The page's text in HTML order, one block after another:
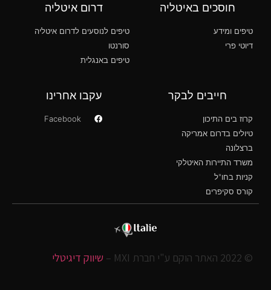
חוסכים באיטליה
טיפים ומידע
דיוטי פרי
דרום איטליה
טיפים לנוסעים לדרום איטליה
סורנטו
טיפים באנגלית
חייבים לבקר
קרוז בים התיכון
טיולים בדרום אמריקה
ברצלונה
משרד התיירות האיטלקי
קניות בחו"ל
קורס סקיפרים
עקבו אחרינו
Facebook
© 2022 האתר הוקם ע"י חברת MXI – שיווק דיגיטלי